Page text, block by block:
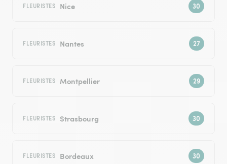
FLEURISTES Nice
FLEURISTES Nantes
FLEURISTES Montpellier
FLEURISTES Strasbourg
FLEURISTES Bordeaux